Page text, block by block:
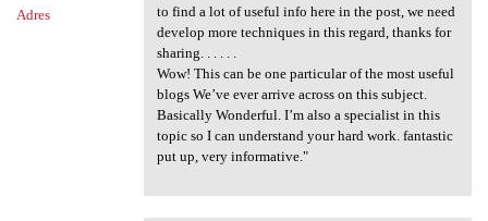
Adres
to find a lot of useful info here in the post, we need
develop more techniques in this regard, thanks for
sharing. . . . . .
Wow! This can be one particular of the most useful
blogs We’ve ever arrive across on this subject.
Basically Wonderful. I’m also a specialist in this
topic so I can understand your hard work. fantastic
put up, very informative."